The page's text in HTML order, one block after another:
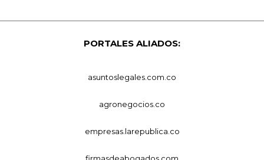
PORTALES ALIADOS:
asuntoslegales.com.co
agronegocios.co
empresas.larepublica.co
firmasdeabogados.com